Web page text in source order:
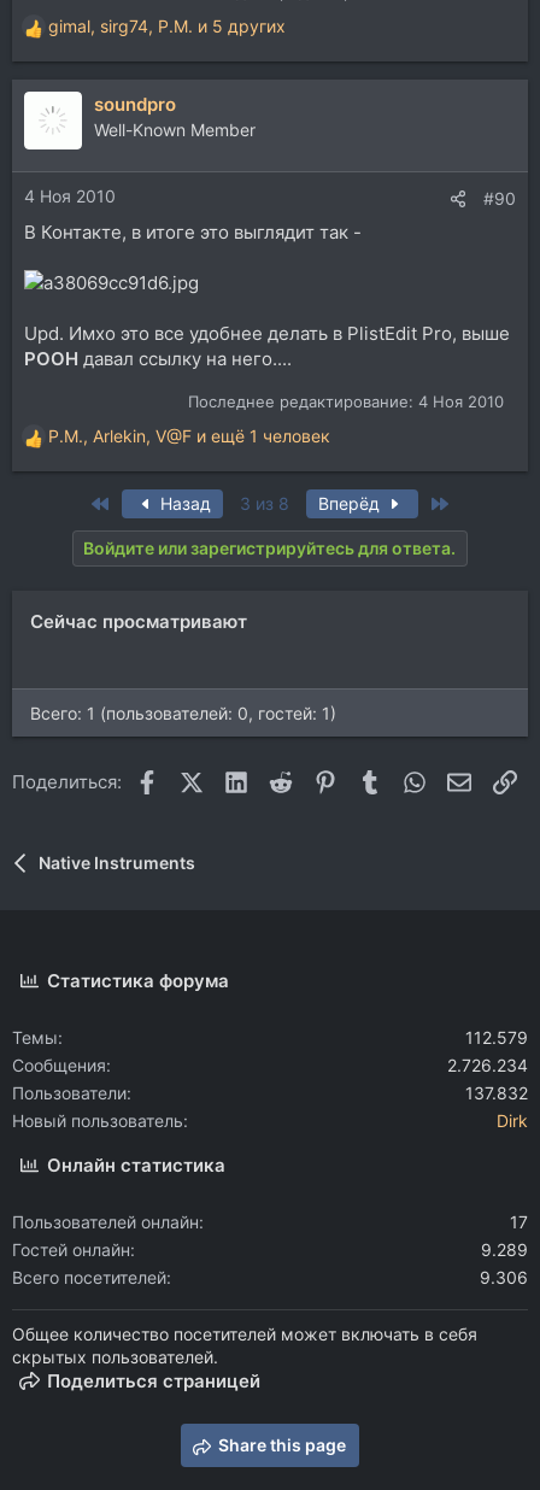
Р
е
а
и
и
:
gimal, sirg74, P.M. и 5 других
soundpro
Well-Known Member
4 Ноя 2010 #90
В Контакте, в итоге это выглядит так -
Upd. Имхо это все удобнее делать в PlistEdit Pro, выше
POOH давал ссылку на него....
Последнее редактирование: 4 Ноя 2010
Р
е
P.M., Arlekin, V@F и ещё 1 человек
First Назад 3 из 8 Вперёд
Войдите или зарегистрируйтесь для ответа.
Сейчас просматривают
Всего: 1 (пользователей: 0, гостей: 1)
Поделиться: FacebookX (Twitter)
LinkedIn
Reddit Pinterest
Tumblr WhatsApp
Native Instruments
Статистика форума
Темы
112.579
Сообщения
2.726.234
Пользователи
137.832
Новый пользователь
Dirk
Онлайн статистика
Пользователей онлайн
17
Гостей онлайн
9.289
Всего посетителей
9.306
Общее количество посетителей может включать в себя
скрытых пользователей.
Поделиться страницей
Share this page